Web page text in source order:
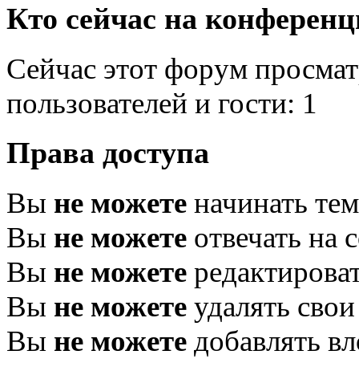
Кто сейчас на
Сейчас этот форум
пользователей и гости: 1
Права доступа
Вы не можете начинать
Вы не можете отвечать на
Вы не можете
Вы не можете удалять
Вы не можете добавлять